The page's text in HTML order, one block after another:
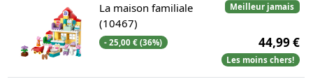
Meilleur jamais
La maison familiale
(10467)
- 25,00 € (36%) 44,99 €
Les moins chers!